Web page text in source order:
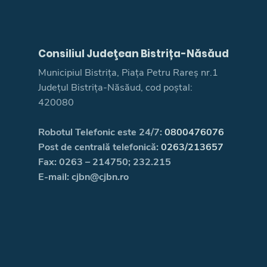
Consiliul Judeţean Bistrița-Năsăud
Municipiul Bistrița, Piața Petru Rareș nr.1
Județul Bistrița-Năsăud, cod poștal:
420080
Robotul Telefonic este 24/7: 0800476076
Post de centrală telefonică: 0263/213657
Fax: 0263 – 214750; 232.215
E-mail: cjbn@cjbn.ro